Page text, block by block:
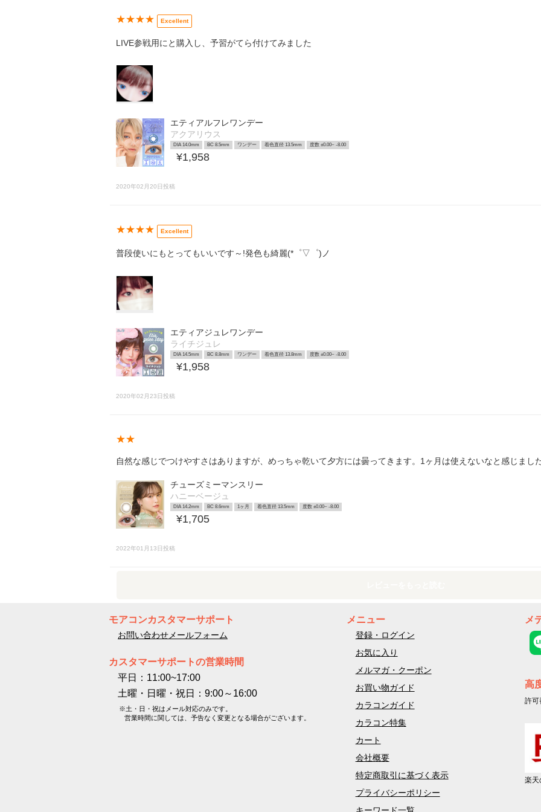
★★★★ Excellent
LIVE参戦用にと購入し、予習がてら付けてみました
エティアルフレワンデー
アクアリウス
DIA 14.0mm BC 8.5mm ワンデー 着色直径 13.5mm 度数 ±0.00~ -8.00
¥1,958
2020年02月20日投稿
★★★★ Excellent
普段使いにもとってもいいです～!発色も綺麗(*゜▽゜)ノ
エティアジュレワンデー
ライチジュレ
DIA 14.5mm BC 8.8mm ワンデー 着色直径 13.8mm 度数 ±0.00~ -8.00
¥1,958
2020年02月23日投稿
★★
自然な感じでつけやすさはありますが、めっちゃ乾いて夕方には曇ってきます。1ヶ月は使えないなと感じました
チューズミーマンスリー
ハニーベージュ
DIA 14.2mm BC 8.6mm 1ヶ月 着色直径 13.5mm 度数 ±0.00~ -8.00
¥1,705
2022年01月13日投稿
モアコンカスタマーサポート
お問い合わせメールフォーム
カスタマーサポートの営業時間
平日：11:00~17:00
土曜・日曜・祝日：9:00～16:00
※土・日・祝はメール対応のみです。
営業時間に関しては、予告なく変更となる場合がございます。
メニュー
登録・ログイン
お気に入り
メルマガ・クーポン
お買い物ガイド
カラコンガイド
カラコン特集
カート
会社概要
特定商取引に基づく表示
プライバシーポリシー
メ
高
許可
楽天